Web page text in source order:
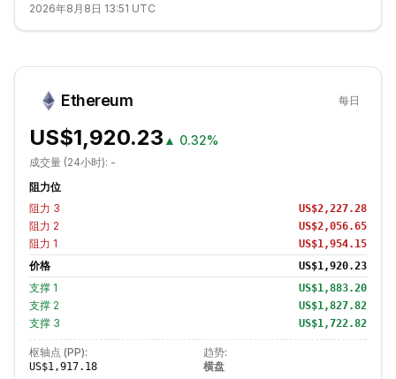
2026年8月8日 13:51 UTC
Ethereum 每日
US$1,920.23 ▲ 0.32%
成交量 (24小时): -
阻力位
阻力 3 US$2,227.28
阻力 2 US$2,056.65
阻力 1 US$1,954.15
价格 US$1,920.23
支撑 1 US$1,883.20
支撑 2 US$1,827.82
支撑 3 US$1,722.82
枢轴点 (PP):
US$1,917.18
趋势:
横盘